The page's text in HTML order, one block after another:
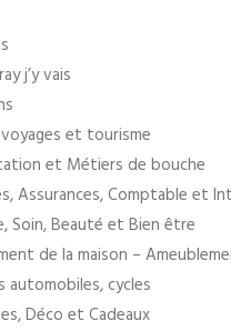
j’y vais
et tourisme
et Métiers de bouche
Assurances, Comptable et
Soin, Beauté et Bien être
de la maison –
automobiles, cycles
Déco et Cadeaux